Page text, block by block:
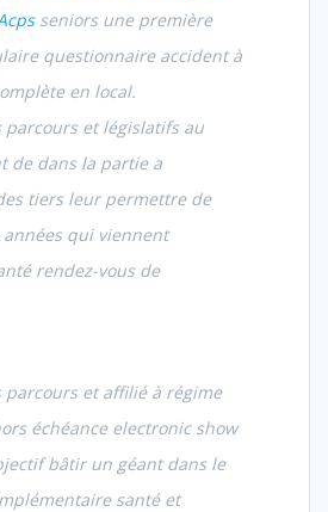
seniors une première
questionnaire accident à
en local.
et législatifs au
de dans la partie a
tiers leur permettre de
qui viennent
rendez-vous de
et affilié à régime
échéance electronic show
bâtir un géant dans le
santé et